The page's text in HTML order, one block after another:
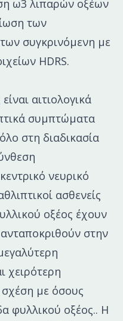
ω3 λιπαρών οξέων
των
συγκρινόμενη με
HDRS.
αιτιολογικά
συμπτώματα
στη διαδικασία
νευρικό
ασθενείς
οξέος έχουν
στην
χειρότερη
σχέση με όσους
φυλλικού οξέος.. Η